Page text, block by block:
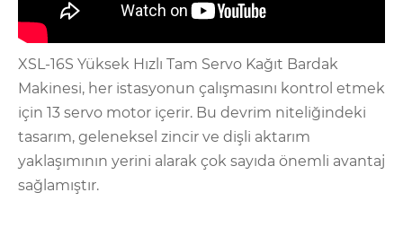
XSL-16S Yüksek Hızlı Tam Servo Kağıt Bardak
Makinesi, her istasyonun çalışmasını kontrol etmek
için 13 servo motor içerir. Bu devrim niteliğindeki
tasarım, geleneksel zincir ve dişli aktarım
yaklaşımının yerini alarak çok sayıda önemli avantaj
sağlamıştır.